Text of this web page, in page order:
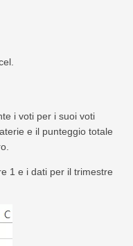
i voti per i suoi voti
e il punteggio totale
1 e i dati per il trimestre